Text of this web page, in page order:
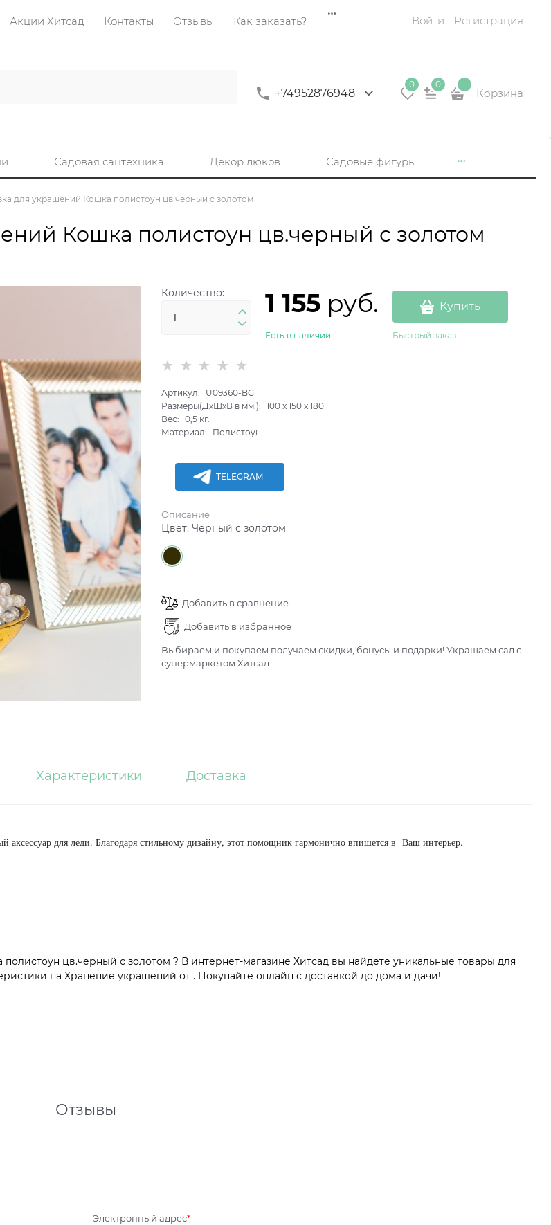
Акции Хитсад Контакты Отзывы Как заказать? Войти Регистрация
+74952876948
0 0
Корзина
Садовая сантехника Декор люков Садовые фигуры
для украшений Кошка полистоун цв.черный с золотом
Кошка полистоун цв.черный с золотом
Количество: 1 155 руб.
Есть в наличии
Купить
Быстрый заказ
Артикул:
U09360-BG
Размеры(ДхШхВ в мм.):
100 x150 x180
Вес:
0,5 кг.
Материал:
Полистоун
TELEGRAM
Описание
Цвет:Черный с золотом
Добавить в сравнение
Добавить в избранное
Выбираем и покупаем получаем скидки, бонусы и подарки! Украшаем сад с
супермаркетом Хитсад.
Характеристики Доставка
для леди. Благодаря стильному дизайну, этот помощник гармонично впишется в Ваш интерьер.
цв.черный с золотом ? В интернет-магазине Хитсад вы найдете уникальные товары для
на Хранение украшений от . Покупайте онлайн с доставкой до дома и дачи!
Отзывы
Электронный адрес